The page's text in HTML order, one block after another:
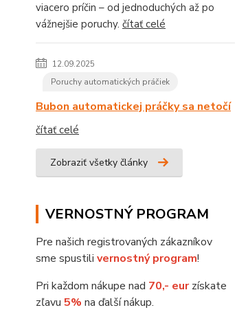
viacero príčin – od jednoduchých až po
vážnejšie poruchy. čítať celé
12.09.2025
Poruchy automatických práčiek
Bubon automatickej práčky sa netočí
čítať celé
Zobraziť všetky články
VERNOSTNÝ PROGRAM
Pre našich registrovaných zákazníkov
sme spustili vernostný program!
Pri každom nákupe nad 70,- eurzískate
zľavu 5% na ďalší nákup.